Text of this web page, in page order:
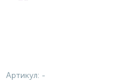
Артикул: -